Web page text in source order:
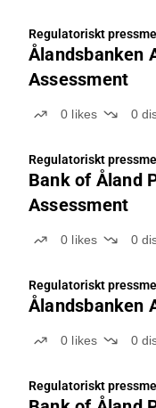
Regulatoriskt
Ålandsbanken
Assessment
0 likes 0
Regulatoriskt
Bank of Åland
Assessment
0 likes 0
Regulatoriskt
Ålandsbanken
0 likes 0
Regulatoriskt